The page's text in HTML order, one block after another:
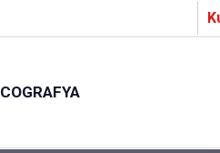
COGRAFYA